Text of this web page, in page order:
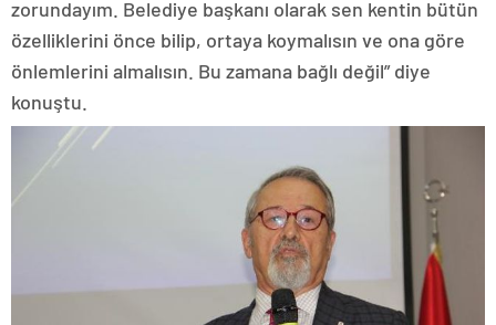
zorundayım. Belediye başkanı olarak sen kentin bütün
özelliklerini önce bilip, ortaya koymalısın ve ona göre
önlemlerini almalısın. Bu zamana bağlı değil” diye
konuştu.